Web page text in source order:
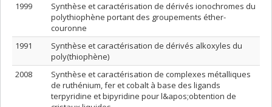
1999
Synthèse et caractérisation de dérivés ionochromes du
polythiophène portant des groupements éther-
couronne
1991
Synthèse et caractérisation de dérivés alkoxyles du
poly(thiophène)
2008
Synthèse et caractérisation de complexes métalliques
de ruthénium, fer et cobalt à base des ligands
terpyridine et bipyridine pour l&apos;obtention de